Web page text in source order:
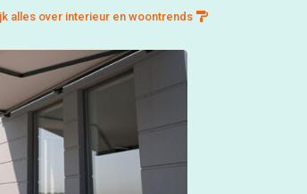
alles over interieur en woontrends